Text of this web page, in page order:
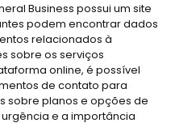
Business possui um site
podem encontrar dados
relacionados à
sobre os serviços
online, é possível
de contato para
sobre planos e opções de
e a importância